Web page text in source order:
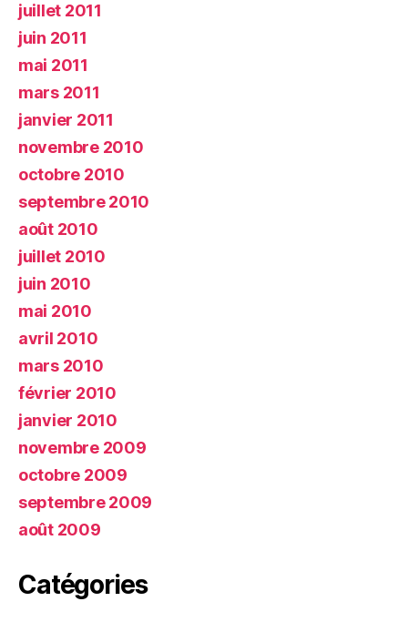
juillet 2011
juin 2011
mai 2011
mars 2011
janvier 2011
novembre 2010
octobre 2010
septembre 2010
août 2010
juillet 2010
juin 2010
mai 2010
avril 2010
mars 2010
février 2010
janvier 2010
novembre 2009
octobre 2009
septembre 2009
août 2009
Catégories